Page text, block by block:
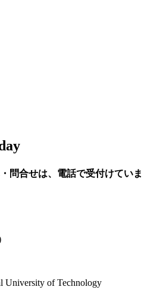
問合せは、電話で受付けていま
University of Technology